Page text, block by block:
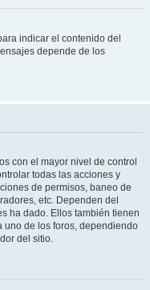
indicar el contenido del
depende de los
con el mayor nivel de control
todas las acciones y
de permisos, baneo de
etc. Dependen del
ha dado. Ellos también tienen
uno de los foros, dependiendo
del sitio.